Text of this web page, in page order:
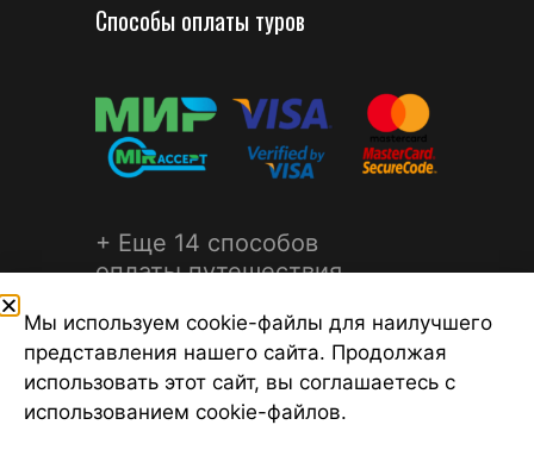
Способы оплаты туров
+ Еще 14 способов
оплаты путешествия
©2026 Турагентство Турсфера - Поиск туров от надежных
Мы используем cookie-файлы для наилучшего
представления нашего сайта. Продолжая
использовать этот сайт, вы соглашаетесь с
использованием cookie-файлов.